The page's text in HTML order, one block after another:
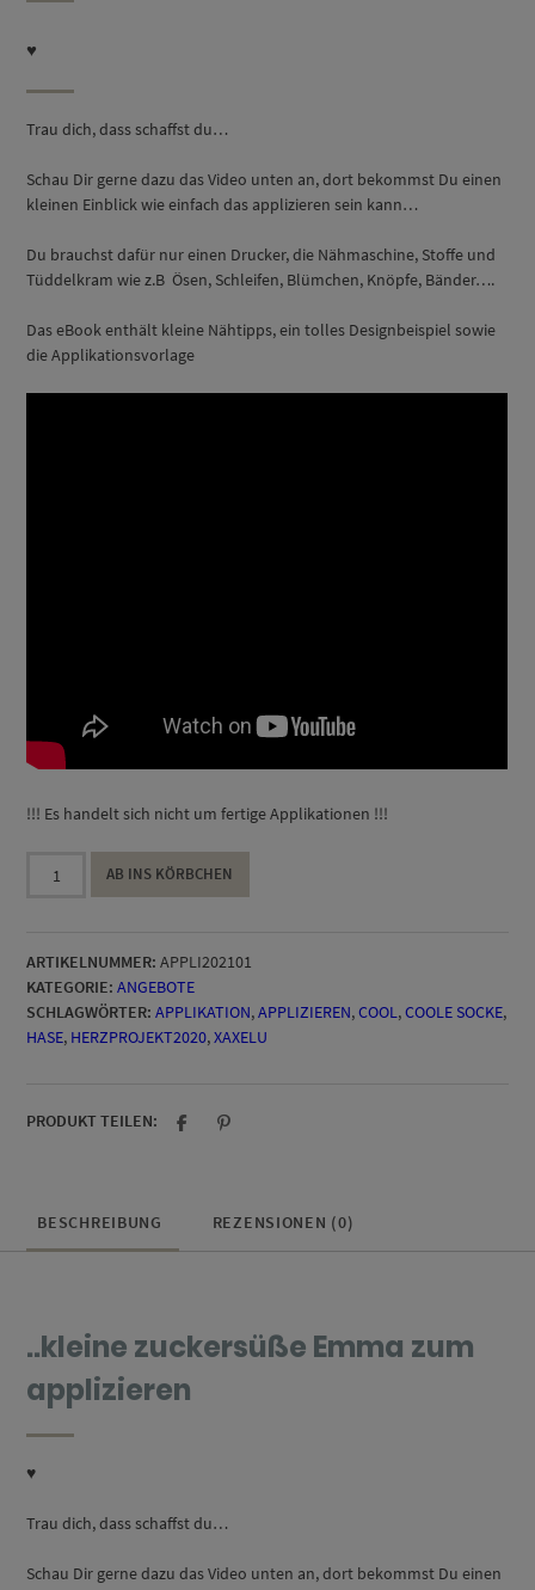
♥
Trau dich, dass schaffst du…
Schau Dir gerne dazu das Video unten an, dort bekommst Du einen
kleinen Einblick wie einfach das applizieren sein kann…
Du brauchst dafür nur einen Drucker, die Nähmaschine, Stoffe und
Tüddelkram wie z.B Ösen, Schleifen, Blümchen, Knöpfe, Bänder….
Das eBook enthält kleine Nähtipps, ein tolles Designbeispiel sowie
die Applikationsvorlage
!!! Es handelt sich nicht um fertige Applikationen !!!
Applivorlage
AB INS KÖRBCHEN
ARTIKELNUMMER: APPLI202101
KATEGORIE: ANGEBOTE
SCHLAGWÖRTER: APPLIKATION,APPLIZIEREN,COOL,COOLE SOCKE,
HASE, HERZPROJEKT2020,XAXELU
PRODUKT TEILEN:
BESCHREIBUNG REZENSIONEN (0)
..kleine zuckersüße Emma zum
applizieren
♥
Trau dich, dass schaffst du…
Schau Dir gerne dazu das Video unten an, dort bekommst Du einen